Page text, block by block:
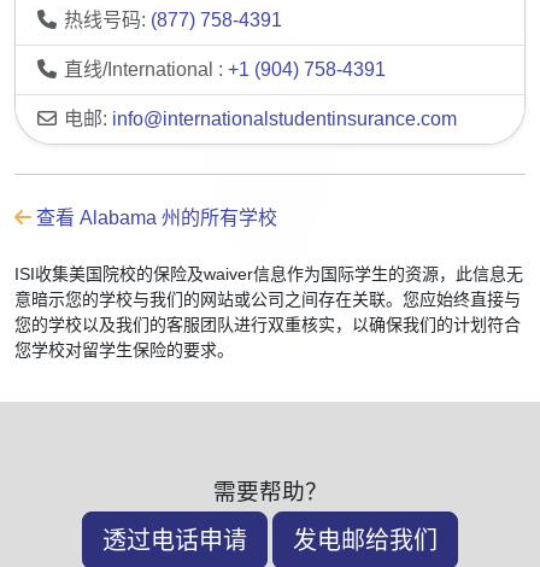
热线号码: (877) 758-4391
直线/International : +1 (904) 758-4391
电邮: info@internationalstudentinsurance.com
查看 Alabama 州的所有学校
ISI收集美国院校的保险及waiver信息作为国际学生的资源，此信息无
意暗示您的学校与我们的网站或公司之间存在关联。您应始终直接与
您的学校以及我们的客服团队进行双重核实，以确保我们的计划符合
您学校对留学生保险的要求。
需要帮助？
透过电话申请 发电邮给我们